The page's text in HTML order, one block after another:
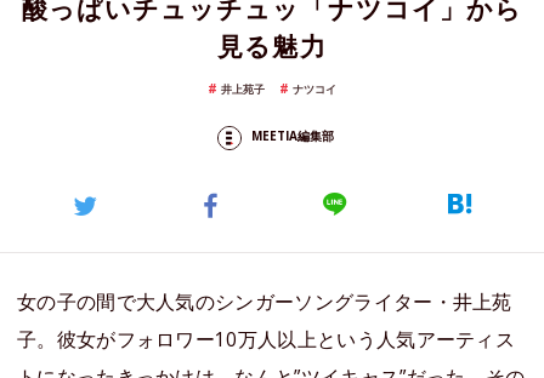
酸っぱいチュッチュッ「ナツコイ」から
見る魅力
井上苑子 ナツコイ
MEETIA編集部
女の子の間で大人気のシンガーソングライター・井上苑
子。彼女がフォロワー10万人以上という人気アーティス